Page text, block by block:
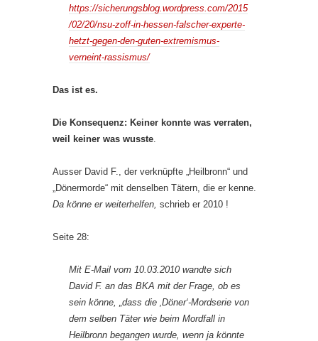
https://sicherungsblog.wordpress.com/2015
/02/20/nsu-zoff-in-hessen-falscher-experte-
hetzt-gegen-den-guten-extremismus-
verneint-rassismus/
Das ist es.
Die Konsequenz: Keiner konnte was verraten,
weil keiner was wusste
Ausser David F., der verknüpfte „Heilbronn“ und
„Dönermorde“ mit denselben Tätern, die er kenne.
Da könne er weiterhelfen, schrieb er 2010 !
Seite 28:
Mit E-Mail vom 10.03.2010 wandte sich
David F. an das BKA mit der Frage, ob es
sein könne, „dass die ‚Döner‘-Mordserie von
dem selben Täter wie beim Mordfall in
Heilbronn begangen wurde, wenn ja könnte